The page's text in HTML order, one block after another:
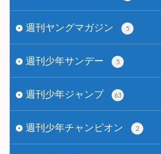
週刊ヤングマガジン 5
週刊少年サンデー 5
週刊少年ジャンプ 63
週刊少年チャンピオン 2